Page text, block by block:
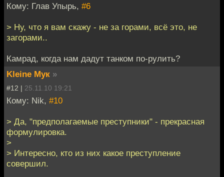
Кому: Глав Упырь, #6
> Ну, что я вам скажу - не за горами, всё это, не
загорами..
Камрад, когда нам дадут танком по-рулить?
Kleine Мук »
#12 | 25.11.10 19:21
Кому: Nik, #10
> Да, "предполагаемые преступники" - прекрасная
формулировка.
>
> Интересно, кто из них какое преступление
совершил.